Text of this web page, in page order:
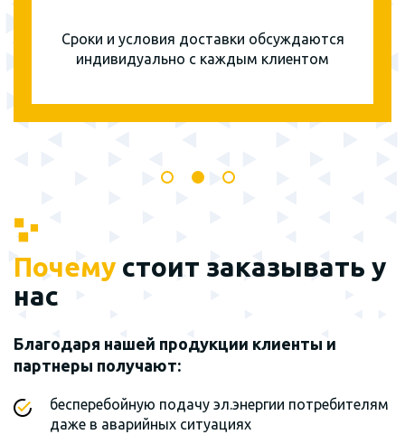
Сроки и условия доставки обсуждаются
индивидуально с каждым клиентом
Почему стоит заказывать у
нас
Благодаря нашей продукции клиенты и
партнеры получают:
бесперебойную подачу эл.энергии потребителям
даже в аварийных ситуациях